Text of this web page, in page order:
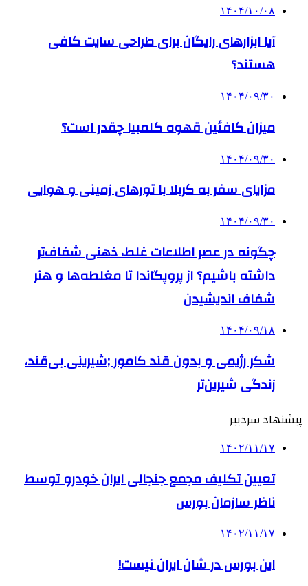
۱۴۰۴/۱۰/۰۸
آیا ابزارهای رایگان برای طراحی سایت کافی
هستند؟
۱۴۰۴/۰۹/۳۰
میزان کافئین قهوه کلمبیا چقدر است؟
۱۴۰۴/۰۹/۳۰
مزایای سفر به کربلا با تورهای زمینی و هوایی
۱۴۰۴/۰۹/۳۰
چگونه در عصر اطلاعات غلط، ذهنی شفاف‌تر
داشته باشیم؟ از پروپگاندا تا مغلطه‌ها و هنر
شفاف اندیشیدن
۱۴۰۴/۰۹/۱۸
شکر رژیمی و بدون قند کامور ;شیرینی بی‌قند،
زندگی شیرین‌تر
پیشنهاد سردبیر
۱۴۰۲/۱۱/۱۷
تعیین تکلیف مجمع جنجالی ایران خودرو توسط
ناظر سازمان بورس
۱۴۰۲/۱۱/۱۷
این بورس در شان ایران نیست!